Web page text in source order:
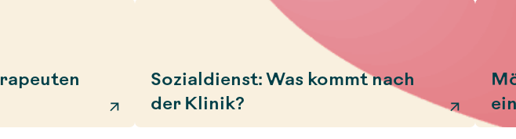
Sozialdienst: Was kommt nach
der Klinik?